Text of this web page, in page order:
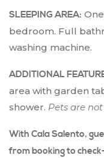
SLEEPING AREA:
bedroom. Full
washing machine.
ADDITIONAL
area with garden
shower. Pets are
With Cala Salento,
from booking to